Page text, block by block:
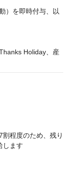
）を即時付与、以
Holiday、産
程度のため、残り
します